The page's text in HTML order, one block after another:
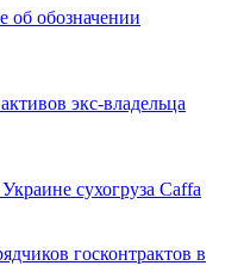
об обозначении
экс-владельца
сухогруза Caffa
госконтрактов в